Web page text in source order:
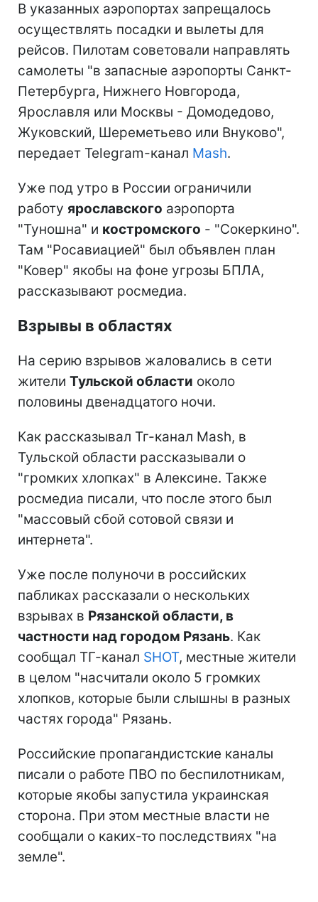
В указанных аэропортах запрещалось
осуществлять посадки и вылеты для
рейсов. Пилотам советовали направлять
самолеты "в запасные аэропорты Санкт-
Петербурга, Нижнего Новгорода,
Ярославля или Москвы - Домодедово,
Жуковский, Шереметьево или Внуково",
передает Telegram-канал Mash.
Уже под утро в России ограничили
работу ярославского аэропорта
"Туношна" и костромского - "Сокеркино".
Там "Росавиацией" был объявлен план
"Ковер" якобы на фоне угрозы БПЛА,
рассказывают росмедиа.
Взрывы в областях
На серию взрывов жаловались в сети
жители Тульской области около
половины двенадцатого ночи.
Как рассказывал Тг-канал Mash, в
Тульской области рассказывали о
"громких хлопках" в Алексине. Также
росмедиа писали, что после этого был
"массовый сбой сотовой связи и
интернета".
Уже после полуночи в российских
пабликах рассказали о нескольких
взрывах в Рязанской области, в
частности над городом Рязань. Как
сообщал ТГ-канал SHOT, местные жители
в целом "насчитали около 5 громких
хлопков, которые были слышны в разных
частях города" Рязань.
Российские пропагандистские каналы
писали о работе ПВО по беспилотникам,
которые якобы запустила украинская
сторона. При этом местные власти не
сообщали о каких-то последствиях "на
земле".